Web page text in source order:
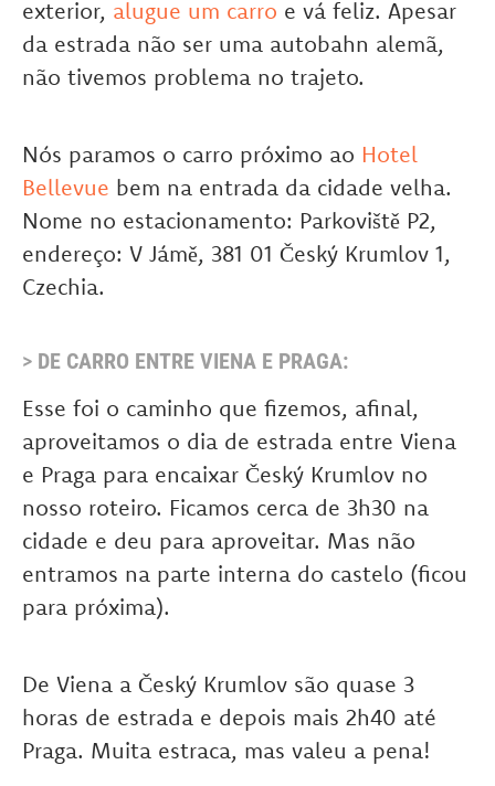
exterior, alugue um carro e vá feliz. Apesar
da estrada não ser uma autobahn alemã,
não tivemos problema no trajeto.
Nós paramos o carro próximo ao Hotel
Bellevue bem na entrada da cidade velha.
Nome no estacionamento: Parkoviště P2,
endereço: V Jámě, 381 01 Český Krumlov 1,
Czechia.
> DE CARRO ENTRE VIENA E PRAGA:
Esse foi o caminho que fizemos, afinal,
aproveitamos o dia de estrada entre Viena
e Praga para encaixar Český Krumlov no
nosso roteiro. Ficamos cerca de 3h30 na
cidade e deu para aproveitar. Mas não
entramos na parte interna do castelo (ficou
para próxima).
De Viena a Český Krumlov são quase 3
horas de estrada e depois mais 2h40 até
Praga. Muita estraca, mas valeu a pena!